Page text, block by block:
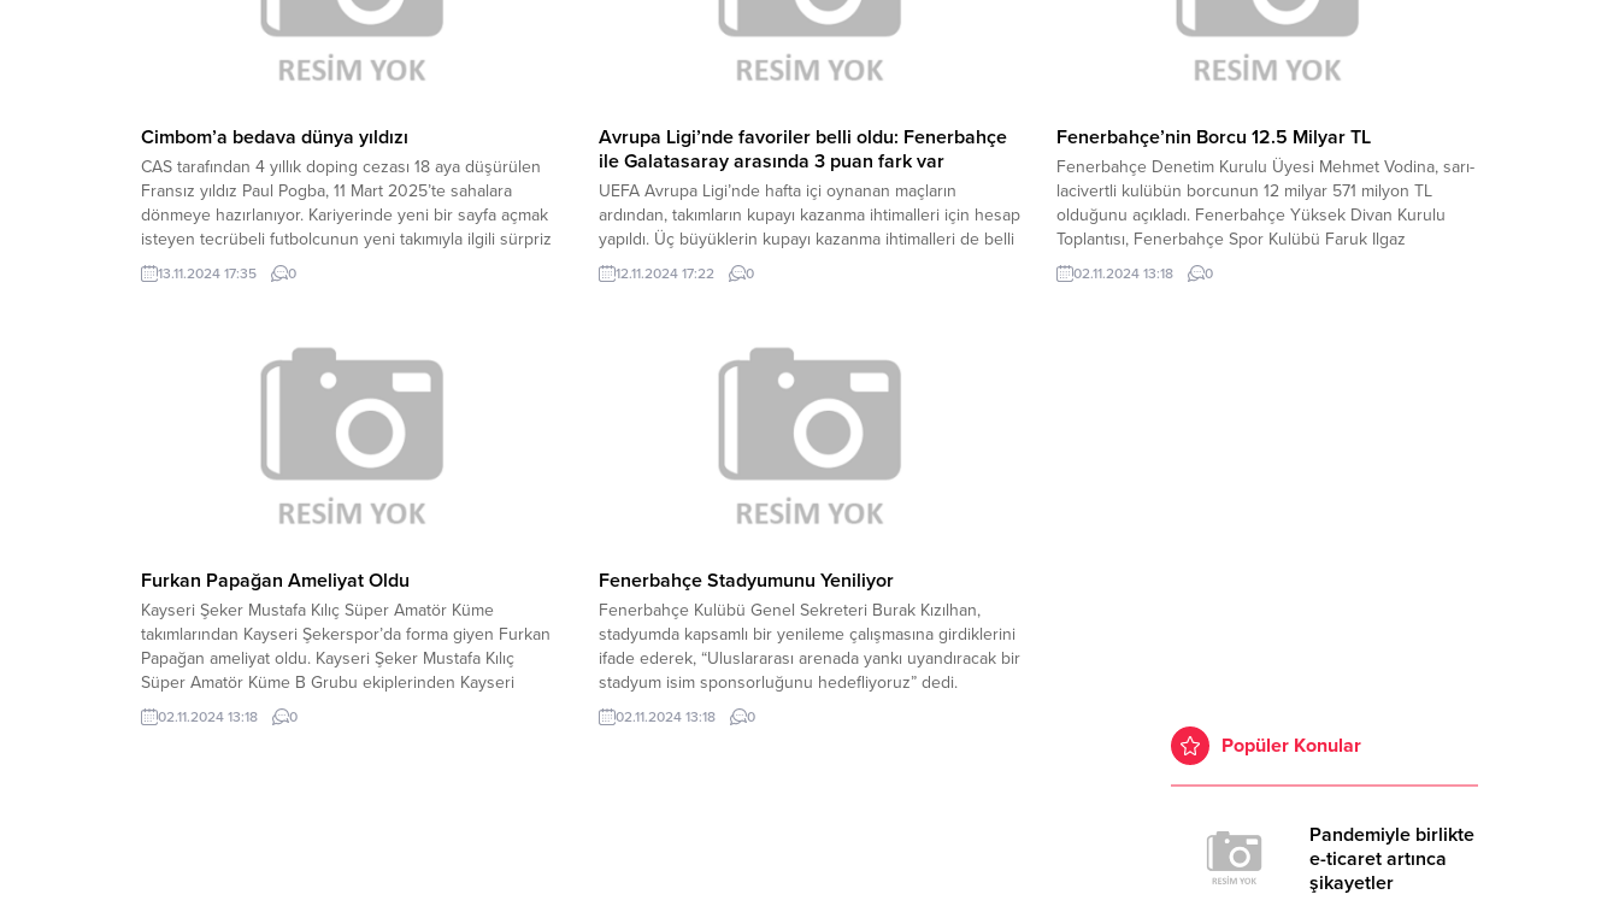
Cimbom’a bedava dünya yıldızı
CAS tarafından 4 yıllık doping cezası 18 aya düşürülen
Fransız yıldız Paul Pogba, 11 Mart 2025’te sahalara
dönmeye hazırlanıyor. Kariyerinde yeni bir sayfa açmak
isteyen tecrübeli futbolcunun yeni takımıyla ilgili sürpriz
bir iddia ortaya atıldı. GALATASARAY’A ÖNERİLDİ 11 Eylül
2023’ten bu yana cezasını çekmeye başlayan Paul
13.11.2024 17:35 0
Avrupa Ligi’nde favoriler belli oldu: Fenerbahçe
ile Galatasaray arasında 3 puan fark var
UEFA Avrupa Ligi’nde hafta içi oynanan maçların
ardından, takımların kupayı kazanma ihtimalleri için hesap
yapıldı. Üç büyüklerin kupayı kazanma ihtimalleri de belli
oldu. TÜRK TAKIMLARININ FAVORİSİ GALATASARAY
Futbol istatistikleri platformu Football Meets Data, bu
12.11.2024 17:22 0
Fenerbahçe’nin Borcu 12.5 Milyar TL
Fenerbahçe Denetim Kurulu Üyesi Mehmet Vodina, sarı-
lacivertli kulübün borcunun 12 milyar 571 milyon TL
olduğunu açıkladı. Fenerbahçe Yüksek Divan Kurulu
Toplantısı, Fenerbahçe Spor Kulübü Faruk Ilgaz
Tesisleri’nde yapılıyor. Toplantıda konuşma yapan
Fenerbahçe Denetim Kurulu Üyesi Mehmet Vodina, 1
02.11.2024 13:18 0
Furkan Papağan Ameliyat Oldu
Kayseri Şeker Mustafa Kılıç Süper Amatör Küme
takımlarından Kayseri Şekerspor’da forma giyen Furkan
Papağan ameliyat oldu. Kayseri Şeker Mustafa Kılıç
Süper Amatör Küme B Grubu ekiplerinden Kayseri
Şekerspor’da, ligin 2. haftasında oynadığı ve 3-2
kazandığı Kayseri Döğerspor maçının 60. dakikasında
02.11.2024 13:18 0
Fenerbahçe Stadyumunu Yeniliyor
Fenerbahçe Kulübü Genel Sekreteri Burak Kızılhan,
stadyumda kapsamlı bir yenileme çalışmasına girdiklerini
ifade ederek, “Uluslararası arenada yankı uyandıracak bir
stadyum isim sponsorluğunu hedefliyoruz” dedi.
Fenerbahçe Yüksek Divan Kurulu Toplantısı,
Fenerbahçe Spor Kulübü Faruk Ilgaz Tesisleri’nde
02.11.2024 13:18 0
Popüler Konular
Pandemiyle birlikte
e-ticaret artınca
şikayetler